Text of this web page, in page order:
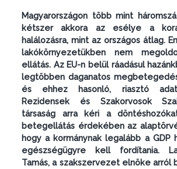
Magyarországon több mint
kétszer akkora az esélye a
halálozásra, mint az országos átlag.
lakókörnyezetükben nem
ellátás. Az EU-n belül ráadásul
legtöbben daganatos
és ehhez hasonló, riasztó
Rezidensek és Szakorvosok
társaság arra kéri a
betegellátás érdekében az
hogy a kormánynak legalább a GDP
egészségügyre kell fordítania.
Tamás, a szakszervezet elnöke arról